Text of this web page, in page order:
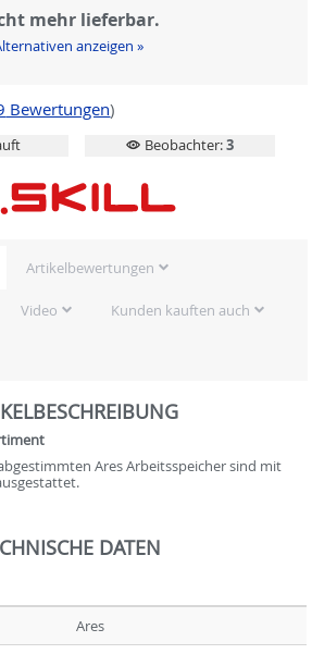
mehr lieferbar.
anzeigen »
Bewertungen)
Beobachter:3
Artikelbewertungen
Video Kunden kauften auch
Ares Arbeitsspeicher sind mit
DATEN
Ares